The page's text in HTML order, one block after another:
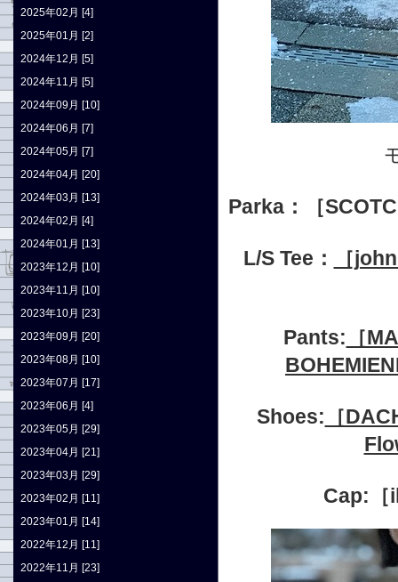
Parka：［
L/S Tee： ［
Pants: ［
Shoes: ［
Cap:
2025年02月 [4]
2025年01月 [2]
2024年12月 [5]
2024年11月 [5]
2024年09月 [10]
2024年06月 [7]
2024年05月 [7]
2024年04月 [20]
2024年03月 [13]
2024年02月 [4]
2024年01月 [13]
2023年12月 [10]
2023年11月 [10]
2023年10月 [23]
2023年09月 [20]
2023年08月 [10]
2023年07月 [17]
2023年06月 [4]
2023年05月 [29]
2023年04月 [21]
2023年03月 [29]
2023年02月 [11]
2023年01月 [14]
2022年12月 [11]
2022年11月 [23]